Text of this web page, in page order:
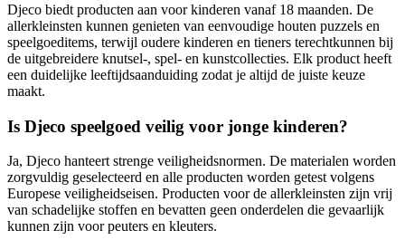
Djeco biedt producten aan voor kinderen vanaf 18 maanden. De
allerkleinsten kunnen genieten van eenvoudige houten puzzels en
speelgoeditems, terwijl oudere kinderen en tieners terechtkunnen bij
de uitgebreidere knutsel-, spel- en kunstcollecties. Elk product heeft
een duidelijke leeftijdsaanduiding zodat je altijd de juiste keuze
maakt.
Is Djeco speelgoed veilig voor jonge kinderen?
Ja, Djeco hanteert strenge veiligheidsnormen. De materialen worden
zorgvuldig geselecteerd en alle producten worden getest volgens
Europese veiligheidseisen. Producten voor de allerkleinsten zijn vrij
van schadelijke stoffen en bevatten geen onderdelen die gevaarlijk
kunnen zijn voor peuters en kleuters.